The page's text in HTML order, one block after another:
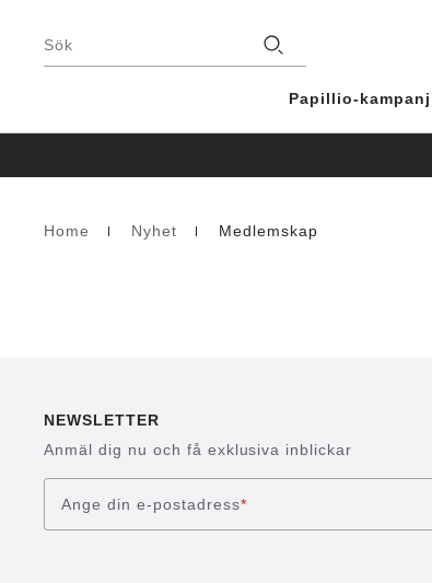
Sök
Papillio-kampanj
Homepage
Home Nyhet Medlemskap
NEWSLETTER
Anmäl dig nu och få exklusiva inblickar
Ange din e-postadress*